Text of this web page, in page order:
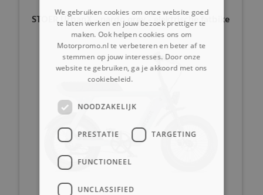
STOER UrbanX - nardo grey - elektrische fatbike
We gebruiken cookies om onze website goed
te laten werken en jouw bezoek prettiger te
maken. Ook helpen cookies ons om
Motorpromo.nl te verbeteren en beter af te
stemmen op jouw interesses. Door onze
website te gebruiken, ga je akkoord met ons
cookiebeleid.
NOODZAKELIJK
PRESTATIE TARGETING
FUNCTIONEEL
UNCLASSIFIED